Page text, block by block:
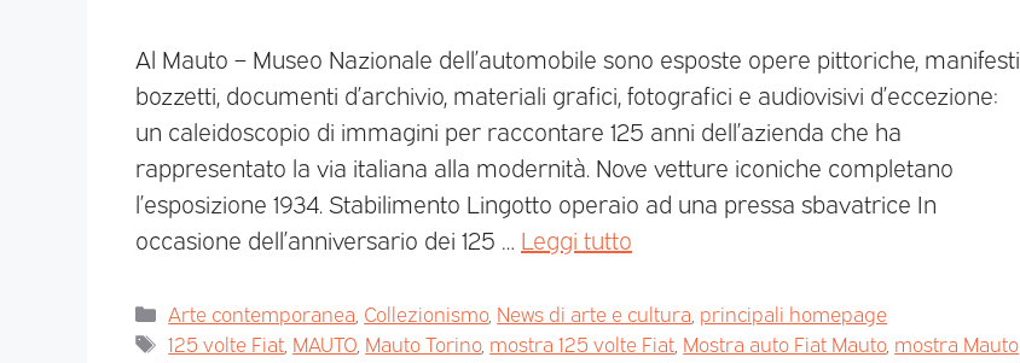
Al Mauto – Museo Nazionale dell’automobile sono esposte opere pittoriche, manifesti,
bozzetti, documenti d’archivio, materiali grafici, fotografici e audiovisivi d’eccezione:
un caleidoscopio di immagini per raccontare 125 anni dell’azienda che ha
rappresentato la via italiana alla modernità. Nove vetture iconiche completano
l’esposizione 1934. Stabilimento Lingotto operaio ad una pressa sbavatrice In
occasione dell’anniversario dei 125 … Leggi tutto
Arte contemporanea Collezionismo, News di arte e cultura principali homepage
125 volte Fiat MAUTO Mauto Torino, mostra 125 volte Fiat Mostra auto Fiat Mauto, mostra Mauto